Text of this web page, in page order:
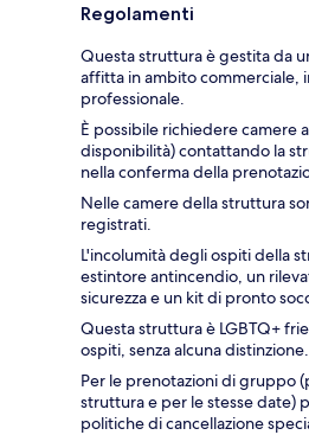
Regolamenti
Questa struttura è gestita da
affitta in ambito commerciale,
professionale.
È possibile richiedere camere
disponibilità) contattando la
nella conferma della
Nelle camere della struttura
registrati.
L'incolumità degli ospiti della
estintore antincendio, un
sicurezza e un kit di pronto
Questa struttura è LGBTQ+
ospiti, senza alcuna distinzione.
Per le prenotazioni di gruppo
struttura e per le stesse date)
politiche di cancellazione